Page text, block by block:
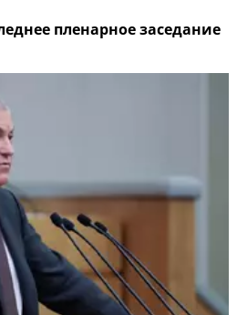
пленарное заседание